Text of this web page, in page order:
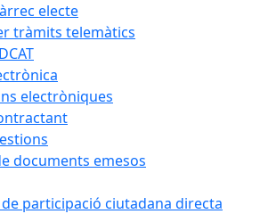
electe
tràmits telemàtics
electròniques
documents emesos
participació ciutadana directa